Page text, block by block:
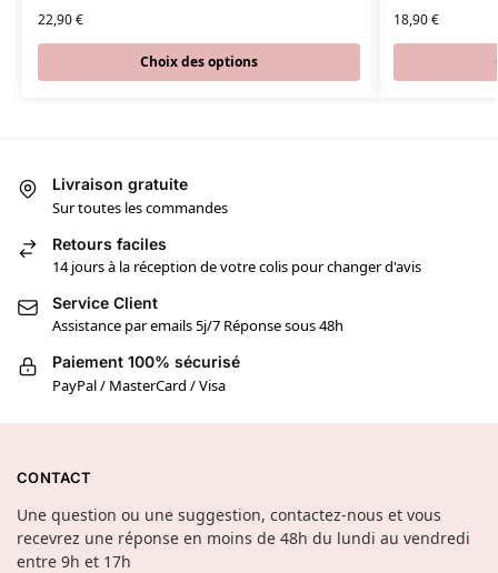
22,90€
Choix des options
18,90€
Livraison gratuite
Sur toutes les commandes
Retours faciles
14 jours à la réception de votre colis pour changer d'avis
Service Client
Assistance par emails 5j/7 Réponse sous 48h
Paiement 100% sécurisé
PayPal / MasterCard / Visa
CONTACT
Une question ou une suggestion, contactez-nous et vous
recevrez une réponse en moins de 48h du lundi au vendredi
entre 9h et 17h